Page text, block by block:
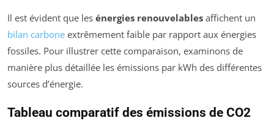
Il est évident que les énergies renouvelables affichent un
bilan carbone extrêmement faible par rapport aux énergies
fossiles. Pour illustrer cette comparaison, examinons de
manière plus détaillée les émissions par kWh des différentes
sources d’énergie.
Tableau comparatif des émissions de CO2